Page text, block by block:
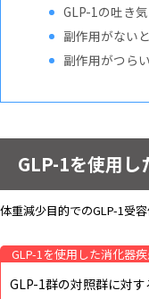
GLP-1の吐き
副作用がない
副作用がつら
GLP-1を使用し
体重減少目的でのGLP-1受
GLP-1を使用した消化器
GLP-1群の対照群に対